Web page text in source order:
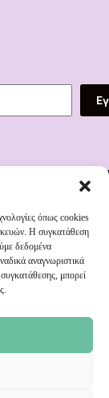
όπως cookies
Η συγκατάθεση
δεδομένα
αναγνωριστικά
μπορεί